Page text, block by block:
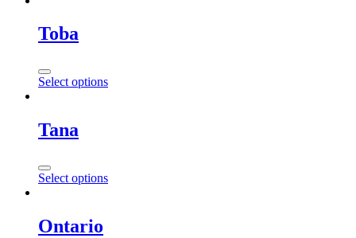
Toba
Select options
Tana
Select options
Ontario